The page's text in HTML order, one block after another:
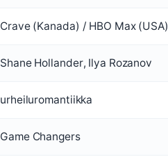
Crave (Kanada) / HBO Max (USA)
Shane Hollander, Ilya Rozanov
urheiluromantiikka
Game Changers